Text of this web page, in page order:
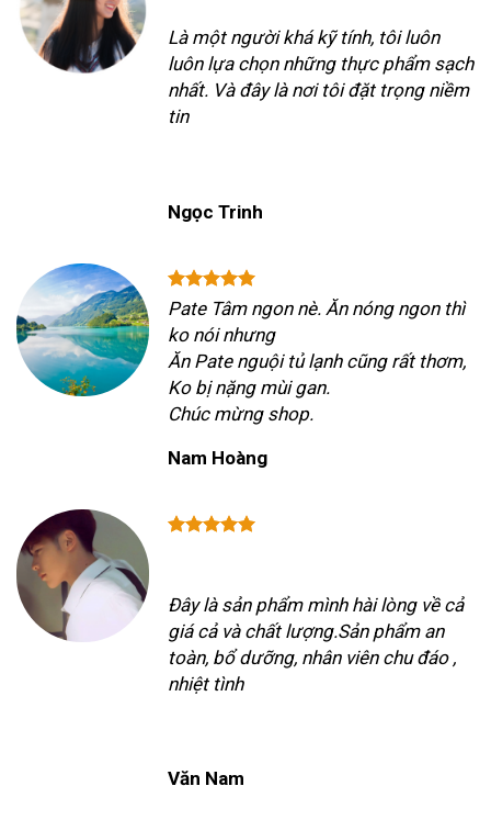
Là một người khá kỹ tính, tôi luôn
luôn lựa chọn những thực phẩm sạch
nhất. Và đây là nơi tôi đặt trọng niềm
tin
Ngọc Trinh
Pate Tâm ngon nè. Ăn nóng ngon thì
ko nói nhưng
Ăn Pate nguội tủ lạnh cũng rất thơm,
Ko bị nặng mùi gan.
Chúc mừng shop.
Nam Hoàng
Đây là sản phẩm mình hài lòng về cả
giá cả và chất lượng.Sản phẩm an
toàn, bổ dưỡng, nhân viên chu đáo ,
nhiệt tình
Văn Nam